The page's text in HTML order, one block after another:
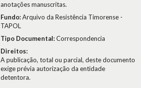
anotações manuscritas.
Fundo:Arquivo da Resistência Timorense -
TAPOL
Tipo Documental:Correspondencia
Direitos:
A publicação, total ou parcial, deste documento
exige prévia autorização da entidade
detentora.